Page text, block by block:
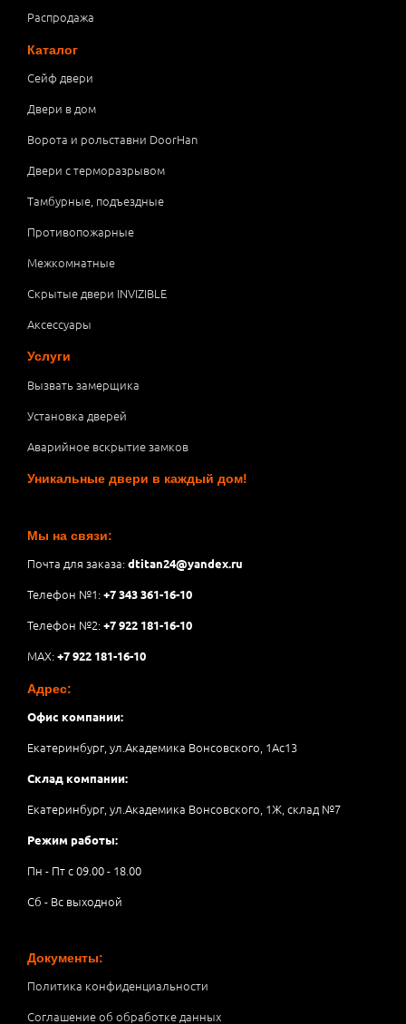
Распродажа
Каталог
Сейф двери
Двери в дом
Ворота и рольставни DoorHan
Двери с терморазрывом
Тамбурные, подъездные
Противопожарные
Межкомнатные
Скрытые двери INVIZIBLE
Аксессуары
Услуги
Вызвать замерщика
Установка дверей
Аварийное вскрытие замков
Уникальные двери в каждый дом!
Мы на связи:
Почта для заказа:dtitan24@yandex.ru
Телефон №1:+7 343 361-16-10
Телефон №2:+7 922 181-16-10
MAX:+7 922 181-16-10
Адрес:
Офис компании:
Екатеринбург, ул.Академика Вонсовского, 1Аc13
Склад компании:
Екатеринбург, ул.Академика Вонсовского, 1Ж, склад №7
Режим работы:
Пн - Пт с 09.00 - 18.00
Сб - Вс выходной
Документы:
Политика конфиденциальности
Соглашение об обработке данных